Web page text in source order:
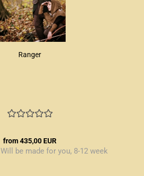
Ranger
from 435,00 EUR
Will be made for you, 8-12 week